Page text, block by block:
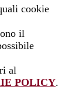
cookie
il
al
POLICY.